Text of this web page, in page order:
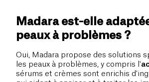
Madara est-elle
peaux à problèmes ?
Oui, Madara propose des solutions
les peaux à problèmes, y compris l'
sérums et crèmes sont enrichis